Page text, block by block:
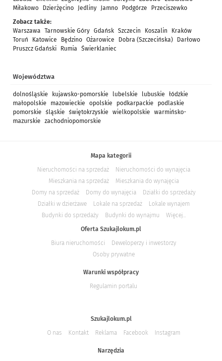
Miłakowo
Dzierżęcino Jedliny Jamno Podgórze
Przeciszewko
Zobacz także:
Warszawa
Tarnowskie Góry Gdańsk Szczecin Koszalin
Kraków
Toruń
Katowice Będzino Ożarowice Dobra (Szczecińska)
Darłowo
Pruszcz Gdański
Rumia Świerklaniec
Województwa
dolnośląskie kujawsko-pomorskie lubelskie lubuskie
łódzkie
małopolskie
mazowieckie opolskie podkarpackie
podlaskie
pomorskie
śląskie świętokrzyskie wielkopolskie
warmińsko-
mazurskie
zachodniopomorskie
Mapa kategorii
Nieruchomości na sprzedaż
Nieruchomości do wynajęcia
Mieszkania na sprzedaż
Mieszkania do wynajęcia
Domy na sprzedaż
Domy do wynajęcia
Działki do sprzedaży
Działki w dzierżawe
Lokale na sprzedaż
Lokale wynajem
Budynki do sprzedaży
Budynki do wynajmu
Więcej...
Oferta Szukajlokum.pl
Biura nieruchomości
Deweloperzy i inwestorzy
Osoby prywatne
Warunki współpracy
Regulamin portalu
Szukajlokum.pl
O nas
Kontakt Reklama Facebook Instagram
Narzędzia